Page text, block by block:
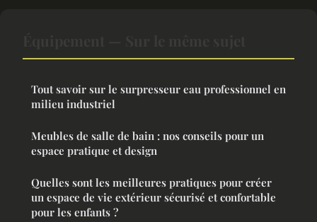
Tout savoir sur le surpresseur eau professionnel en
milieu industriel
Meubles de salle de bain : nos conseils pour un
espace pratique et design
Quelles sont les meilleures pratiques pour créer
un espace de vie extérieur sécurisé et confortable
pour les enfants ?